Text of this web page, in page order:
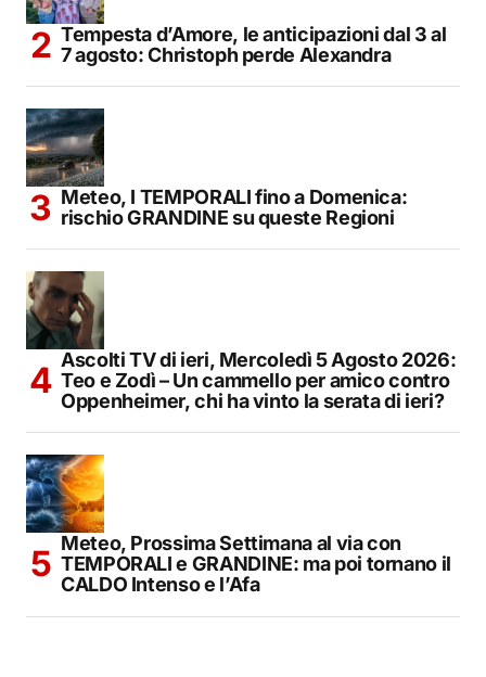
Tempesta d’Amore, le anticipazioni dal 3 al
7 agosto: Christoph perde Alexandra
Meteo, I TEMPORALI fino a Domenica:
rischio GRANDINE su queste Regioni
Ascolti TV di ieri, Mercoledì 5 Agosto 2026:
Teo e Zodì – Un cammello per amico contro
Oppenheimer, chi ha vinto la serata di ieri?
Meteo, Prossima Settimana al via con
TEMPORALI e GRANDINE: ma poi tornano il
CALDO Intenso e l’Afa